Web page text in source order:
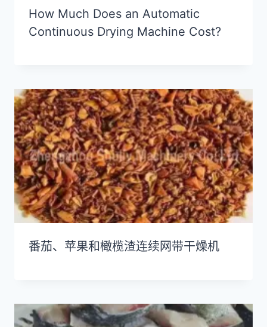
How Much Does an Automatic
Continuous Drying Machine Cost?
番茄、苹果和橄榄渣连续网带干燥机